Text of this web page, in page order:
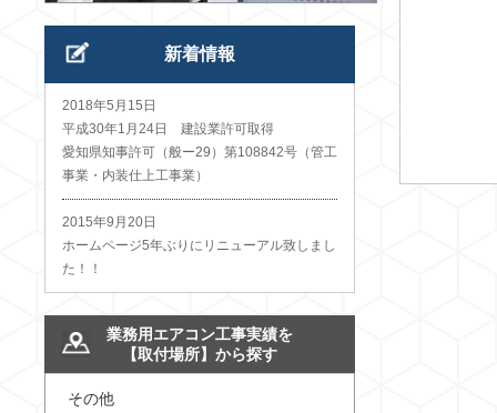
新着情報
2018年5月15日
平成30年1月24日 建設業許可取得
愛知県知事許可（般ー29）第108842号（管工
事業・内装仕上工事業）
2015年9月20日
ホームページ5年ぶりにリニューアル致しまし
た！！
業務用エアコン工事実績を
【取付場所】から探す
その他